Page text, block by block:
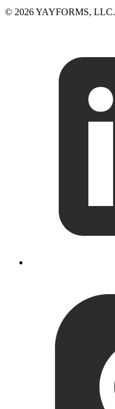
© 2026 YAYFORMS, LLC.